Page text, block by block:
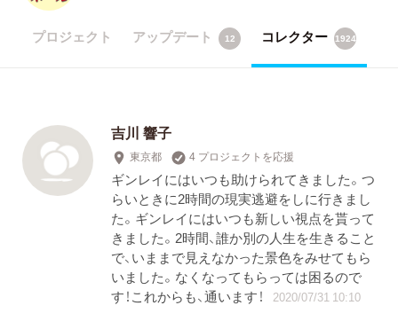
プロジェクト アップデート 12 コレクター 1924
吉川 響子
東京都 4 プロジェクトを応援
ギンレイにはいつも助けられてきました。つ
らいときに2時間の現実逃避をしに行きまし
た。ギンレイにはいつも新しい視点を貰って
きました。2時間、誰か別の人生を生きること
で、いままで見えなかった景色をみせてもら
いました。なくなってもらっては困るので
す！これからも、通います！
2020/07/31 10:10